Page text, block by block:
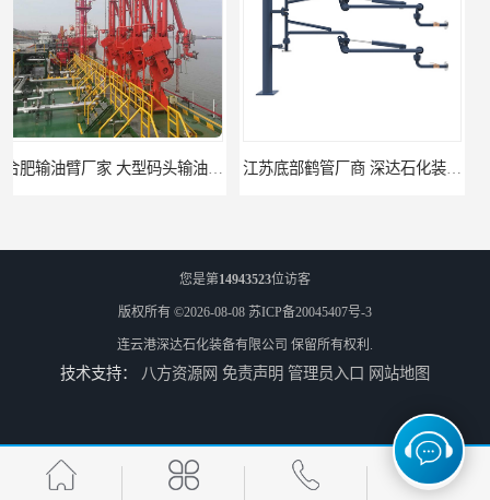
深达石化装备有限公司-吉林鹤管栈台 连云港深达石化装备-湖州鹤管栈台生产厂家
您是第14943523位访客
版权所有 ©2026-08-08 苏ICP备20045407号-3
连云港深达石化装备有限公司 保留所有权利.
技术支持： 八方资源网 免责声明 管理员入口 网站地图